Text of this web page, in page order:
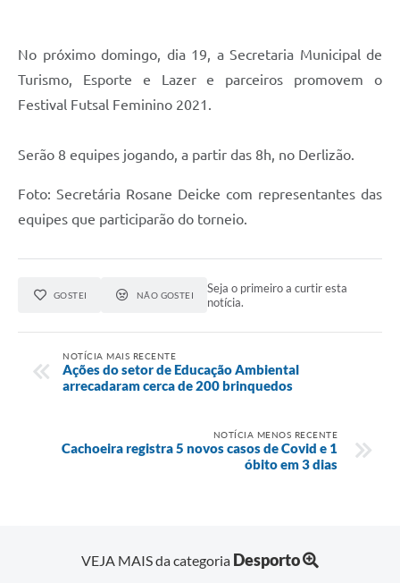
Galeria de Vídeos
Contas Públicas
Links
Serviços Online
Telefones Úteis
No próximo domingo, dia 19, a Secretaria Municipal de
Turismo, Esporte e Lazer e parceiros promovem o
Festival Futsal Feminino 2021.
Serão 8 equipes jogando, a partir das 8h, no Derlizão.
Foto: Secretária Rosane Deicke com representantes das
equipes que participarão do torneio.
GOSTEI NÃO GOSTEI
Seja o primeiro a curtir esta
notícia.
NOTÍCIA MAIS RECENTE
Ações do setor de Educação Ambiental
arrecadaram cerca de 200 brinquedos
NOTÍCIA MENOS RECENTE
Cachoeira registra 5 novos casos de Covid e 1
óbito em 3 dias
VEJA MAIS da categoria Desporto